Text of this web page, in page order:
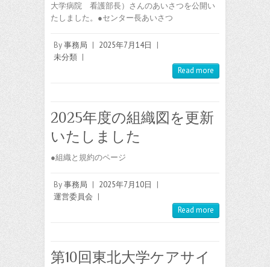
大学病院 看護部長）さんのあいさつを公開い
たしました。●センター長あいさつ
By事務局 | 2025年7月14日
|
未分類 |
Read more
2025年度の組織図を更新
いたしました
●組織と規約のページ
By事務局 | 2025年7月10日
|
運営委員会 |
Read more
第10回東北大学ケアサイ